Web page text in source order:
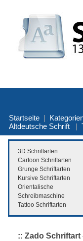
Startseite |
Altdeutsche Schrift |
3D Schriftarten
Cartoon Schriftarten
Grunge Schriftarten
Kursive Schriftarten
Orientalische
Schreibmaschine
Tattoo Schriftarten
:: Zado